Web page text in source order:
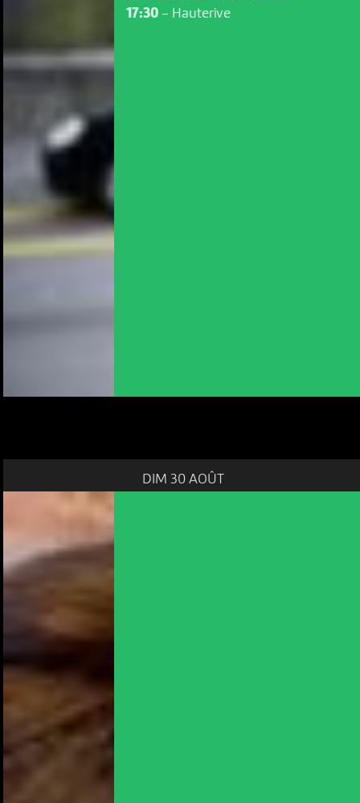
17:30- Hauterive
DIM 30 AOÛT